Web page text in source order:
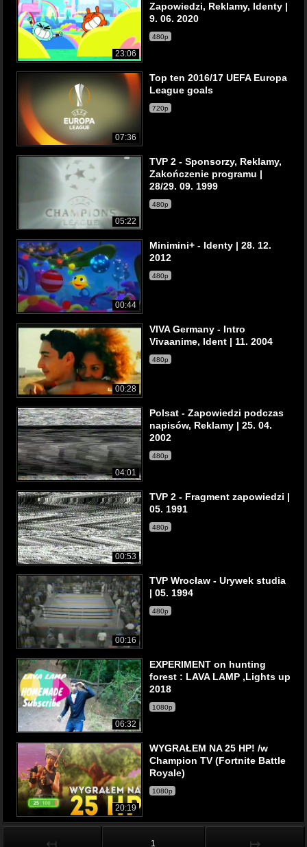
23:06
Zapowiedzi, Reklamy, Identy |
9. 06. 2020
480p
07:36
Top ten 2016/17 UEFA Europa
League goals
720p
05:22
TVP 2 - Sponsorzy, Reklamy,
Zakończenie programu |
28/29. 09. 1999
480p
00:44
Minimini+ - Identy | 28. 12.
2012
480p
00:28
VIVA Germany - Intro
Vivaanime, Ident | 11. 2004
480p
04:01
Polsat - Zapowiedzi podczas
napisów, Reklamy | 25. 04.
2002
480p
00:53
TVP 2 - Fragment zapowiedzi |
05. 1991
480p
00:16
TVP Wrocław - Urywek studia
| 05. 1994
480p
06:32
EXPERIMENT on hunting
forest : LAVA LAMP ,Lights up
2018
1080p
20:19
WYGRAŁEM NA 25 HP! /w
Champion TV (Fortnite Battle
Royale)
1080p
↤ 1 ↦